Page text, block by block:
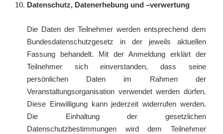
Datenschutz, Datenerhebung und –verwertung
Die Daten der Teilnehmer werden entsprechend dem
Bundesdatenschutzgesetz in der jeweils aktuellen
Fassung behandelt. Mit der Anmeldung erklärt der
Teilnehmer sich einverstanden, dass seine
persönlichen Daten im Rahmen der
Veranstaltungsorganisation verwendet werden dürfen.
Diese Einwilligung kann jederzeit widerrufen werden.
Die Einhaltung der gesetzlichen
Datenschutzbestimmungen wird dem Teilnehmer